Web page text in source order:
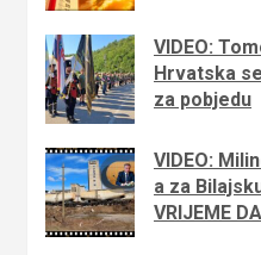
VIDEO:
Hrvatska
za pobjedu
VIDEO:
a za
VRIJEME